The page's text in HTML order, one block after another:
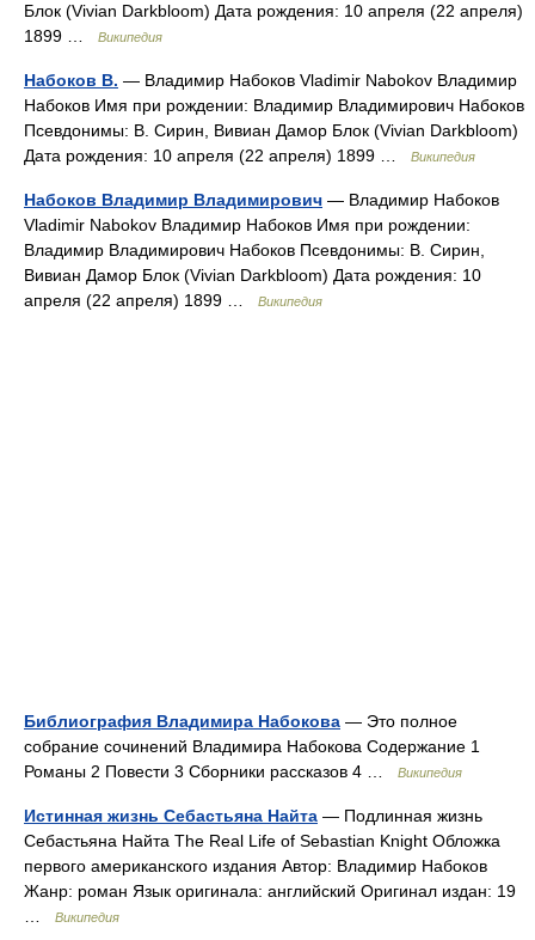
Блок (Vivian Darkbloom) Дата рождения: 10 апреля (22 апреля)
1899 …
Википедия
Набоков В. — Владимир Набоков Vladimir Nabokov Владимир
Набоков Имя при рождении: Владимир Владимирович Набоков
Псевдонимы: В. Сирин, Вивиан Дамор Блок (Vivian Darkbloom)
Дата рождения: 10 апреля (22 апреля) 1899 …
Википедия
Набоков Владимир Владимирович — Владимир Набоков
Vladimir Nabokov Владимир Набоков Имя при рождении:
Владимир Владимирович Набоков Псевдонимы: В. Сирин,
Вивиан Дамор Блок (Vivian Darkbloom) Дата рождения: 10
апреля (22 апреля) 1899 …
Википедия
Библиография Владимира Набокова — Это полное
собрание сочинений Владимира Набокова Содержание 1
Романы 2 Повести 3 Сборники рассказов 4 …
Википедия
Истинная жизнь Себастьяна Найта — Подлинная жизнь
Себастьяна Найта The Real Life of Sebastian Knight Обложка
первого американского издания Автор: Владимир Набоков
Жанр: роман Язык оригинала: английский Оригинал издан: 19
Википедия